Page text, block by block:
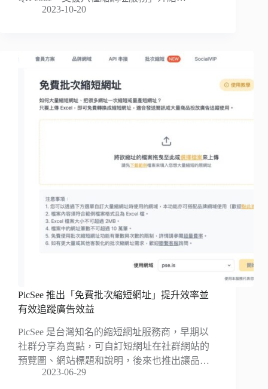
2023-10-20
PicSee 推出「免費批次縮短網址」提升效率並
有效追蹤廣告效益
PicSee 是台灣知名的縮短網址服務商，早期以
社群分享為賣點，可自訂短網址在社群網站的
預覽圖、網站標題和說明，後來也推出讓品…
2023-06-29